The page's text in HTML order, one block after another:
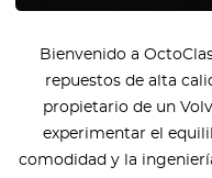
Bienvenido a
repuestos de alta
propietario de un
experimentar el
comodidad y la